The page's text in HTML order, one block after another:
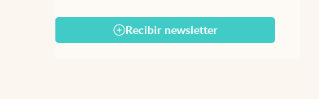
Recibir newsletter